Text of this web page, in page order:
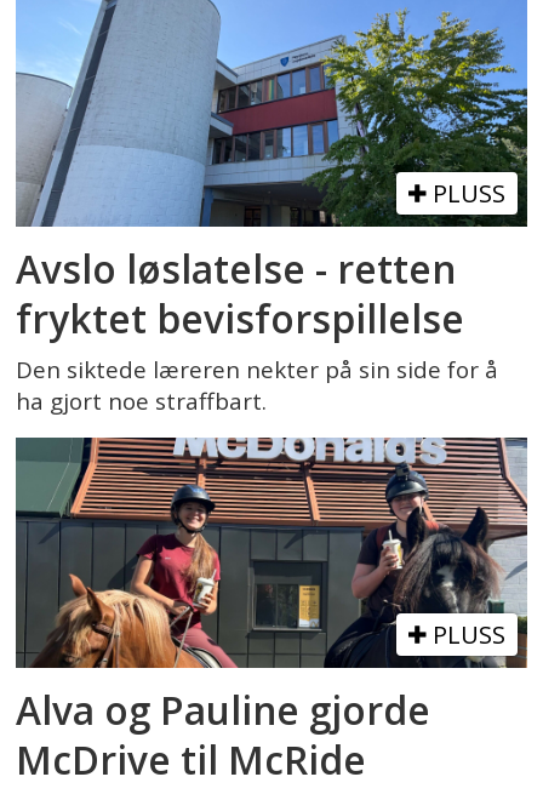
PLUSS
Avslo løslatelse - retten
fryktet bevisforspillelse
Den siktede læreren nekter på sin side for å
ha gjort noe straffbart.
PLUSS
Alva og Pauline gjorde
McDrive til McRide